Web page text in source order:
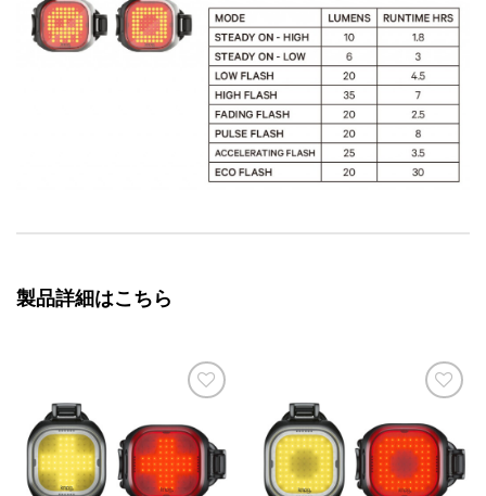
製品詳細はこちら
に入
りに
追加
に入
りに
追加